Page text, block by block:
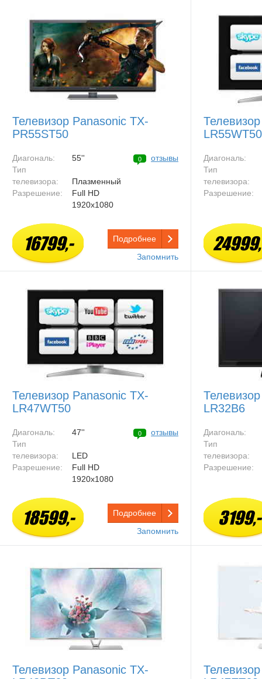
Телевизор Panasonic TX-
PR55ST50
Диагональ:
55''
Тип
телевизора:
Плазменный
Разрешение:
Full HD
1920x1080
0 отзывы
16799,-
Подробнее
Запомнить
LR55WT50
Диагональ:
Тип
телевизора:
Разрешение:
Телевизор Panasonic TX-
LR47WT50
Диагональ:
47''
Тип
телевизора:
LED
Разрешение:
Full HD
1920x1080
0 отзывы
18599,-
Подробнее
Запомнить
LR32B6
Диагональ:
Тип
телевизора:
Разрешение:
3199,-
Телевизор Panasonic TX-